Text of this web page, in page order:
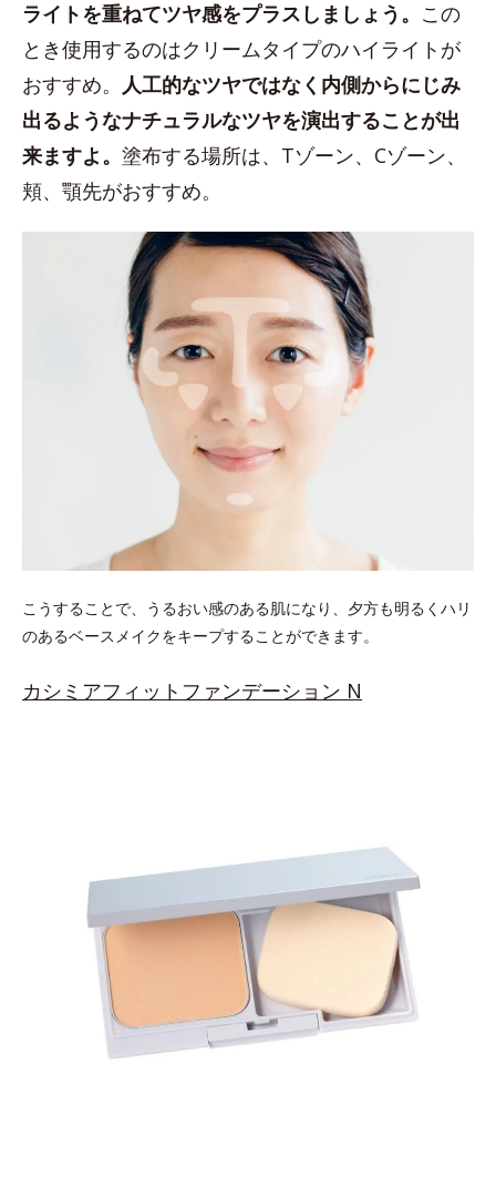
ライトを重ねてツヤ感をプラスしましょう。 この
とき使用するのはクリームタイプのハイライトが
おすすめ。 人工的なツヤではなく内側からにじみ
出るようなナチュラルなツヤを演出することが出
来ますよ。 塗布する場所は、Tゾーン、Cゾーン、
頬、顎先がおすすめ。
こうすることで、うるおい感のある肌になり、夕方も明るくハリ
のあるベースメイクをキープすることができます。
カシミアフィットファンデーション N